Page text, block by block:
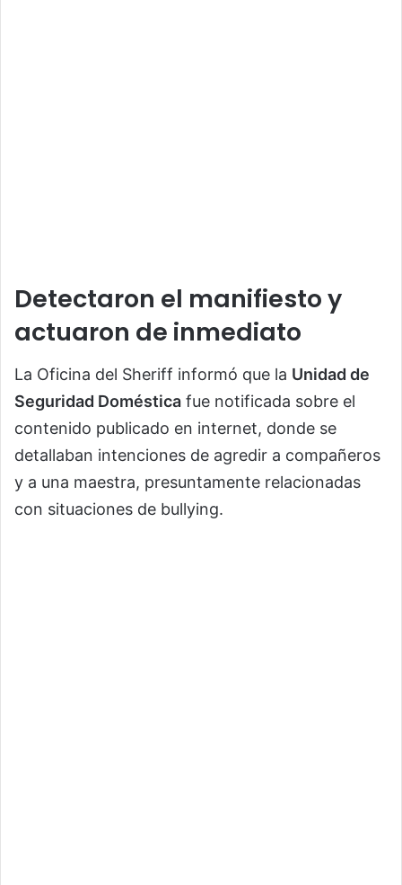
Detectaron el manifiesto y
actuaron de inmediato
La Oficina del Sheriff informó que la Unidad de
Seguridad Doméstica fue notificada sobre el
contenido publicado en internet, donde se
detallaban intenciones de agredir a compañeros
y a una maestra, presuntamente relacionadas
con situaciones de bullying.